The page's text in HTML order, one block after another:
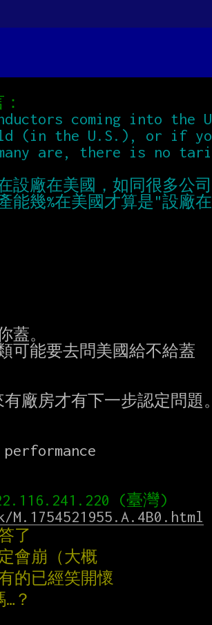
蓋。
可能要去問美國給不給蓋
廠房才有下一步認定問題。
了
會崩（大概
的已經笑開懷
？